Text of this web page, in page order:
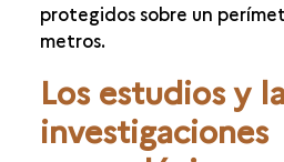
protegidos sobre un
metros.
Los estudios y
investigaciones